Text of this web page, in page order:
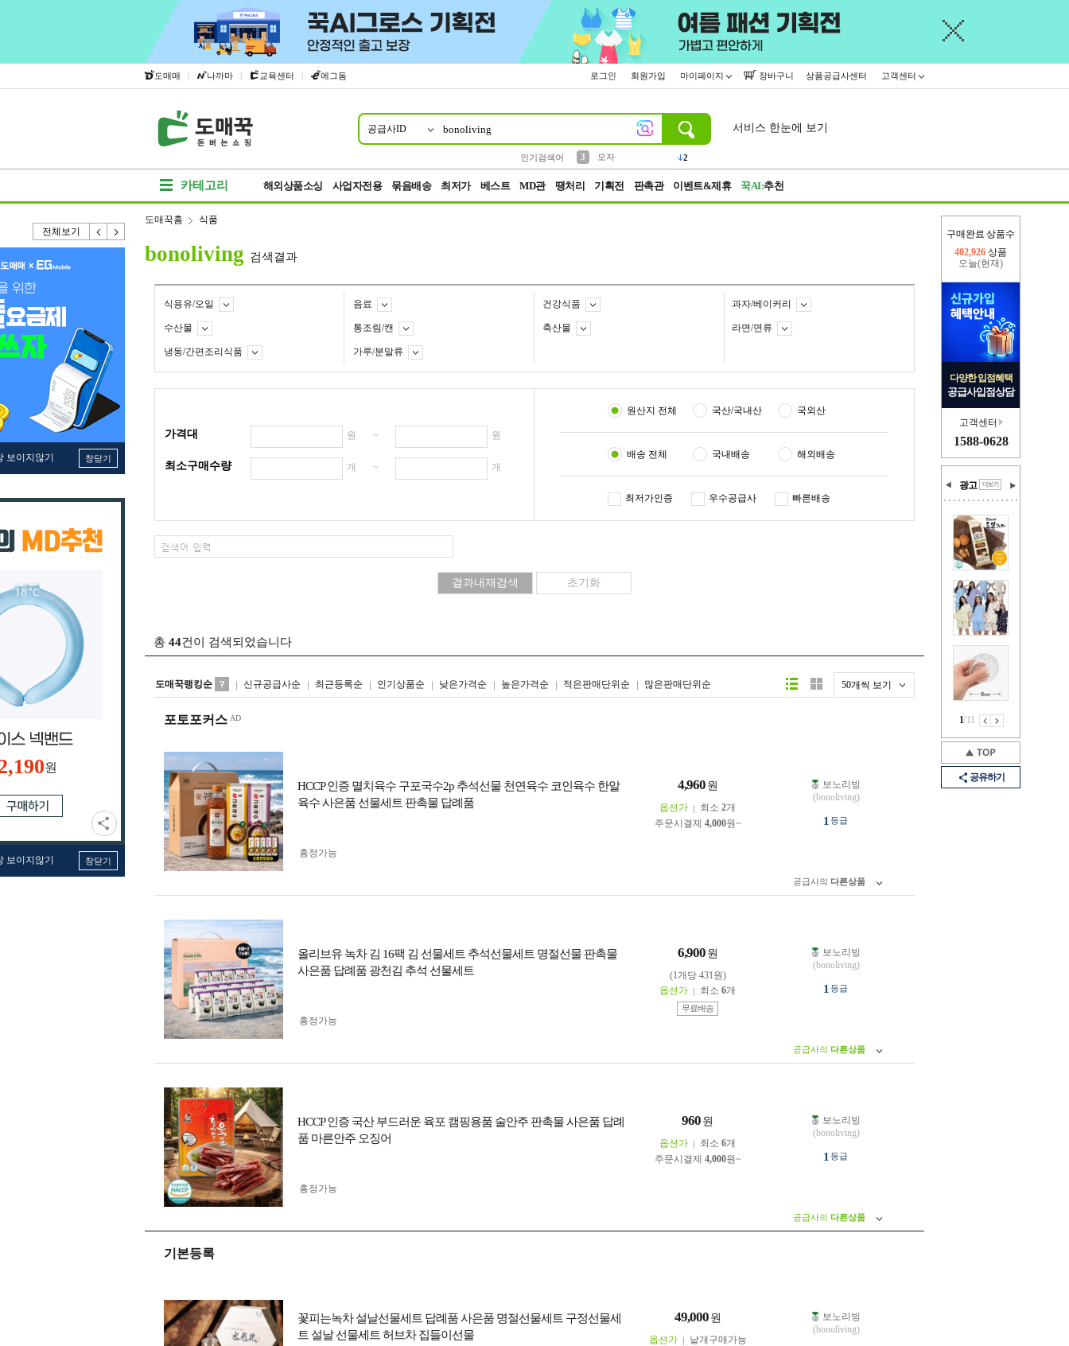
도매매 | 나까마 | 교육센터 | 에그돔 로그인 회원가입 마이페이지 장바구니 상품공급사센터 고객센터
공급사ID
인기검색어
3
모자
2
서비스 한눈에 보기
카테고리 해외상품소싱 사업자전용 묶음배송 최저가 베스트 MD관 땡처리 기획전 판촉관 이벤트&제휴 꾹AI:추천
전체보기
보이지않기 창닫기
원
보이지않기 창닫기
구매완료 상품수
오늘(현재)
375,605상품
다양한 입점혜택
공급사입점상담
고객센터
1588-0628
광고
1/11
공유하기
도매꾹홈 식품
bonoliving 검색결과
식용유/오일 음료 건강식품 과자/베이커리
수산물 통조림/캔 축산물 라면/면류
냉동/간편조리식품 가루/분말류
가격대 원 ~ 원
최소구매수량 개 ~ 개
원산지 전체 국산/국내산 국외산
배송 전체 국내배송 해외배송
최저가인증 우수공급사 빠른배송
총 44건이 검색되었습니다
도매꾹랭킹순 신규공급사순 최근등록순 인기상품순 낮은가격순 높은가격순 적은판매단위순 많은판매단위순 50개씩 보기
리스트형갤러리형
포토포커스
HCCP 인증 멸치육수 구포국수2p 추석선물 천연육수 코인육수 한알
육수 사은품 선물세트 판촉물 답례품
4,960 원
옵션가 최소 2개
주문시결제 4,000원~
흥정가능
보노리빙
(bonoliving)
1 등급
공급사의 다른상품
올리브유 녹차 김 16팩 김 선물세트 추석선물세트 명절선물 판촉물
사은품 답례품 광천김 추석 선물세트
6,900 원
(1개당 431원)
옵션가
최소 6개
무료배송
흥정가능
보노리빙
(bonoliving)
1 등급
공급사의 다른상품
HCCP 인증 국산 부드러운 육포 캠핑용품 술안주 판촉물 사은품 답례
품 마른안주 오징어
960 원
옵션가 최소 6개
주문시결제 4,000원~
흥정가능
보노리빙
(bonoliving)
1 등급
공급사의 다른상품
기본등록
꽃피는녹차 설날선물세트 답례품 사은품 명절선물세트 구정선물세
트 설날 선물세트 허브차 집들이선물
49,000 원
옵션가
낱개구매가능
보노리빙
(bonoliving)